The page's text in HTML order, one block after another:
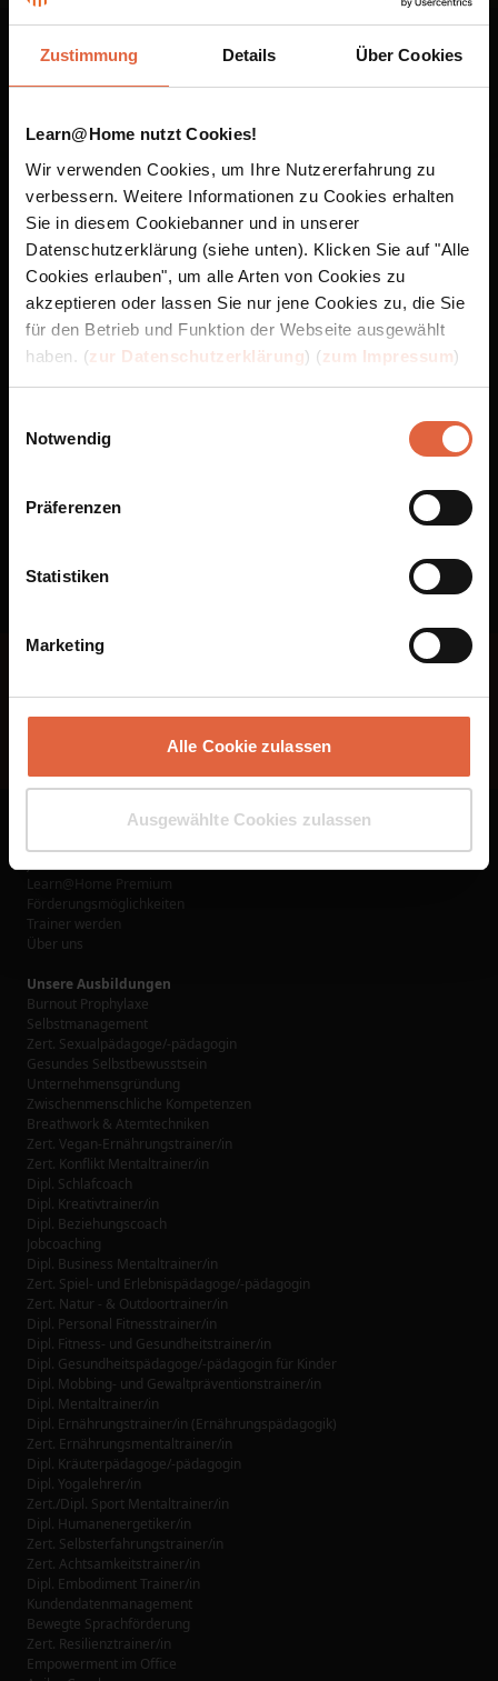
Zustimmung Details Über Cookies
Learn@Home nutzt Cookies!
Wir verwenden Cookies, um Ihre Nutzererfahrung zu
verbessern. Weitere Informationen zu Cookies erhalten
Sie in diesem Cookiebanner und in unserer
Datenschutzerklärung (siehe unten). Klicken Sie auf "Alle
Cookies erlauben", um alle Arten von Cookies zu
akzeptieren oder lassen Sie nur jene Cookies zu, die Sie
für den Betrieb und Funktion der Webseite ausgewählt
haben. (zur Datenschutzerklärung) (zum Impressum)
Notwendig
Präferenzen
Statistiken
Marketing
Alle Cookie zulassen
Ausgewählte Cookies zulassen
Unsere Fernstudien sind
auf dem Smartphone und
im Browser verfügbar
App Store ist eine Marke von Apple Inc., eingetragen in den USA und anderen Ländern
und Regionen. Google Play und das Google Play-Logo sind Marken von Google LLC.
Learn@Home Premium
Förderungsmöglichkeiten
Trainer werden
Über uns
Unsere Ausbildungen
Burnout Prophylaxe
Selbstmanagement
Zert. Sexualpädagoge/-pädagogin
Gesundes Selbstbewusstsein
Unternehmensgründung
Zwischenmenschliche Kompetenzen
Breathwork & Atemtechniken
Zert. Vegan-Ernährungstrainer/in
Zert. Konflikt Mentaltrainer/in
Dipl. Schlafcoach
Dipl. Kreativtrainer/in
Dipl. Beziehungscoach
Jobcoaching
Dipl. Business Mentaltrainer/in
Zert. Spiel- und Erlebnispädagoge/-pädagogin
Zert. Natur - & Outdoortrainer/in
Dipl. Personal Fitnesstrainer/in
Dipl. Fitness- und Gesundheitstrainer/in
Dipl. Gesundheitspädagoge/-pädagogin für Kinder
Dipl. Mobbing- und Gewaltpräventionstrainer/in
Dipl. Mentaltrainer/in
Dipl. Ernährungstrainer/in (Ernährungspädagogik)
Zert. Ernährungsmentaltrainer/in
Dipl. Kräuterpädagoge/-pädagogin
Dipl. Yogalehrer/in
Zert./Dipl. Sport Mentaltrainer/in
Dipl. Humanenergetiker/in
Zert. Selbsterfahrungstrainer/in
Zert. Achtsamkeitstrainer/in
Dipl. Embodiment Trainer/in
Kundendatenmanagement
Bewegte Sprachförderung
Zert. Resilienztrainer/in
Empowerment im Office